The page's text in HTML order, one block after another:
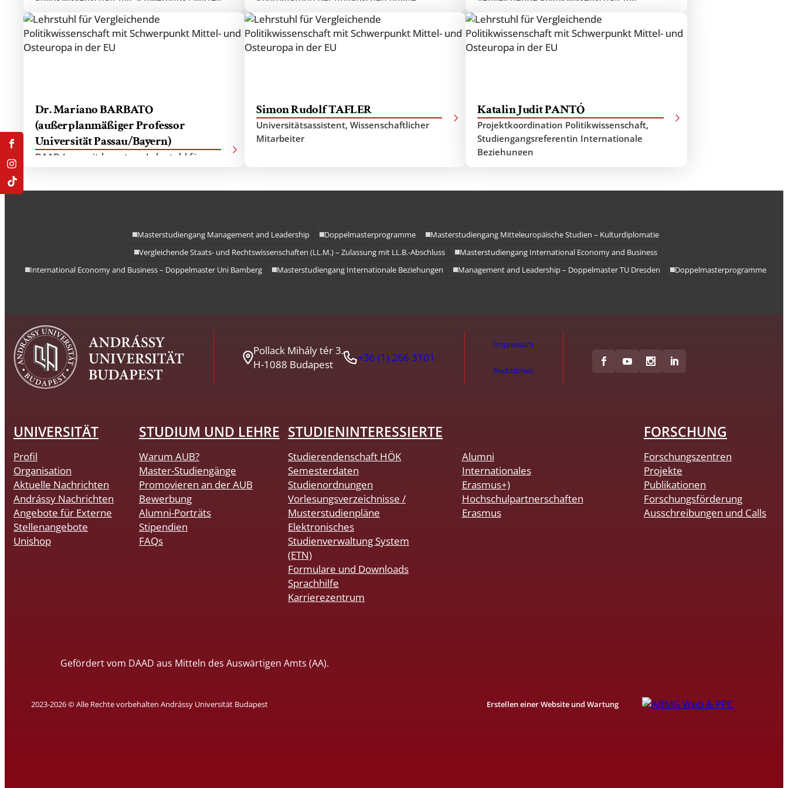
und Osteuropa in der EU, Stammmitglied der
Doktorschule, Ansprechpartnerin Zentrum für
Demokratieforschung
Wahlhilfe, Vokskabin
Schwerpunkt Mittel- und Osteuropa in der EU,
Beauftragte des Rektors für die Westbalkan-
Kooperation
Dr. Mariano BARBATO
(außerplanmäßiger Professor
Universität Passau/Bayern)
DAAD-Langzeitdozent am Lehrstuhl für
Simon Rudolf TAFLER
Universitätsassistent, Wissenschaftlicher
Mitarbeiter
Katalin Judit PANTÓ
Projektkoordination Politikwissenschaft,
Studiengangsreferentin Internationale
Beziehungen
Masterstudiengang Management and Leadership Doppelmasterprogramme
Masterstudiengang Mitteleuropäische Studien – Kulturdiplomatie
Vergleichende Staats- und Rechtswissenschaften (LL.M.) – Zulassung mit LL.B.-Abschluss
Masterstudiengang International Economy and Business
International Economy and Business – Doppelmaster Uni Bamberg
Masterstudiengang Internationale Beziehungen Management and Leadership – Doppelmaster TU Dresden Doppelmasterprogramme
Pollack Mihály tér 3.
H-1088 Budapest
+36 (1) 266 3101
Impressum
Rechtliches
UNIVERSITÄT
Profil
Organisation
Aktuelle Nachrichten
Andrássy Nachrichten
Angebote für Externe
Stellenangebote
Unishop
STUDIUM UND LEHRE
Warum AUB?
Master-Studiengänge
Promovieren an der AUB
Bewerbung
Alumni-Porträts
Stipendien
FAQs
STUDIENINTERESSIERTE
Studierendenschaft HÖK
Semesterdaten
Studienordnungen
Vorlesungsverzeichnisse /
Musterstudienpläne
Elektronisches
Studienverwaltung System
(ETN)
Formulare und Downloads
Sprachhilfe
Karrierezentrum
Alumni
Internationales
Erasmus+)
Hochschulpartnerschaften
Erasmus
FORSCHUNG
Forschungszentren
Projekte
Publikationen
Forschungsförderung
Ausschreibungen und Calls
Gefördert vom DAAD aus Mitteln des Auswärtigen Amts (AA).
2023-2026 © Alle Rechte vorbehalten Andrássy Universität Budapest Erstellen einer Website und Wartung